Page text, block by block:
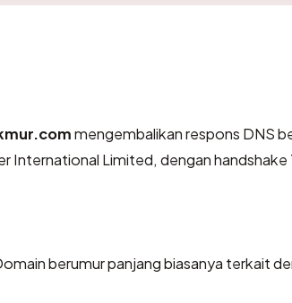
mengembalikan respons DNS
International Limited, dengan handshake
berumur panjang biasanya terkait